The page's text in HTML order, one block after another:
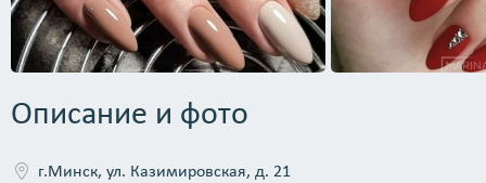
Описание и фото
г.Минск, ул. Казимировская, д. 21